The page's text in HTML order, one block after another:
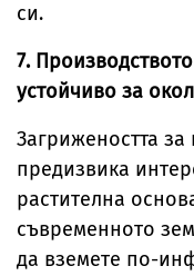
си.
7.
устойчиво за
Загрижеността
предизвика
растителна
съвременното
да вземете по-